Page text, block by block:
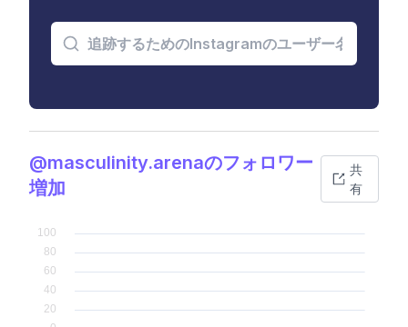
@masculinity.arenaのフォロワー
増加
共
有